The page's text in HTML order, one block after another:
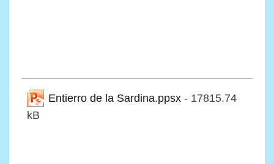
Entierro de la Sardina.ppsx - 17815.74
kB